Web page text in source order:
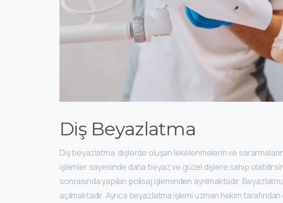
Diş Beyazlatma
Diş beyazlatma, dişlerde oluşan lekelenmelerin ve
işlemler sayesinde daha beyaz ve güzel dişlere sahip
sonrasında yapılan polisaj işleminden ayrılmaktadır.
açılmaktadır. Ayrıca beyazlatma işlemi uzman hekim